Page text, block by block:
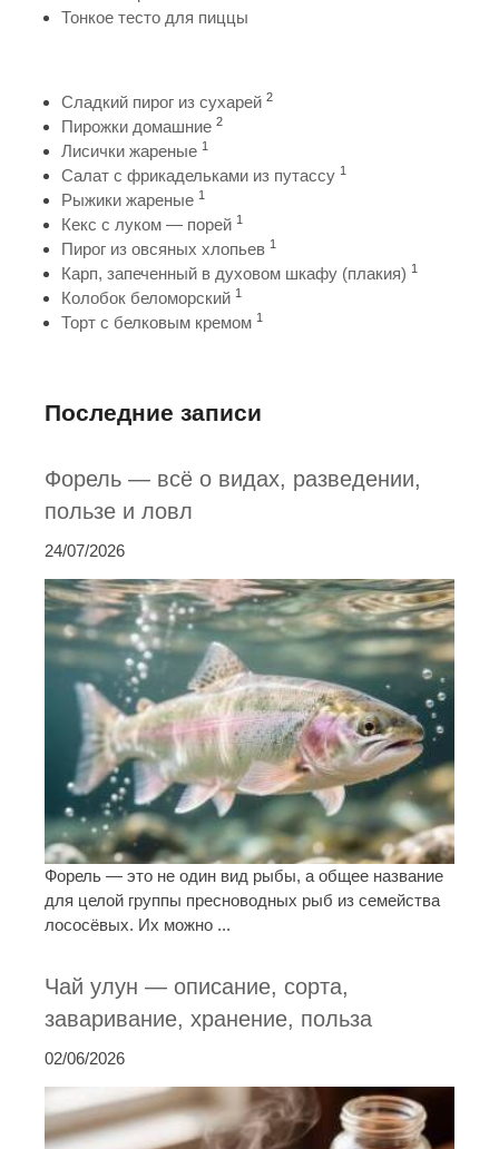
Тонкое тесто для пиццы
Сладкий пирог из сухарей 2
Пирожки домашние 2
Лисички жареные 1
Салат с фрикадельками из путассу 1
Рыжики жареные 1
Кекс с луком — порей 1
Пирог из овсяных хлопьев 1
Карп, запеченный в духовом шкафу (плакия) 1
Колобок беломорский 1
Торт с белковым кремом 1
Последние записи
Форель — всё о видах, разведении,
пользе и ловл
24/07/2026
Форель — это не один вид рыбы, а общее название
для целой группы пресноводных рыб из семейства
лососёвых. Их можно ...
Чай улун — описание, сорта,
заваривание, хранение, польза
02/06/2026